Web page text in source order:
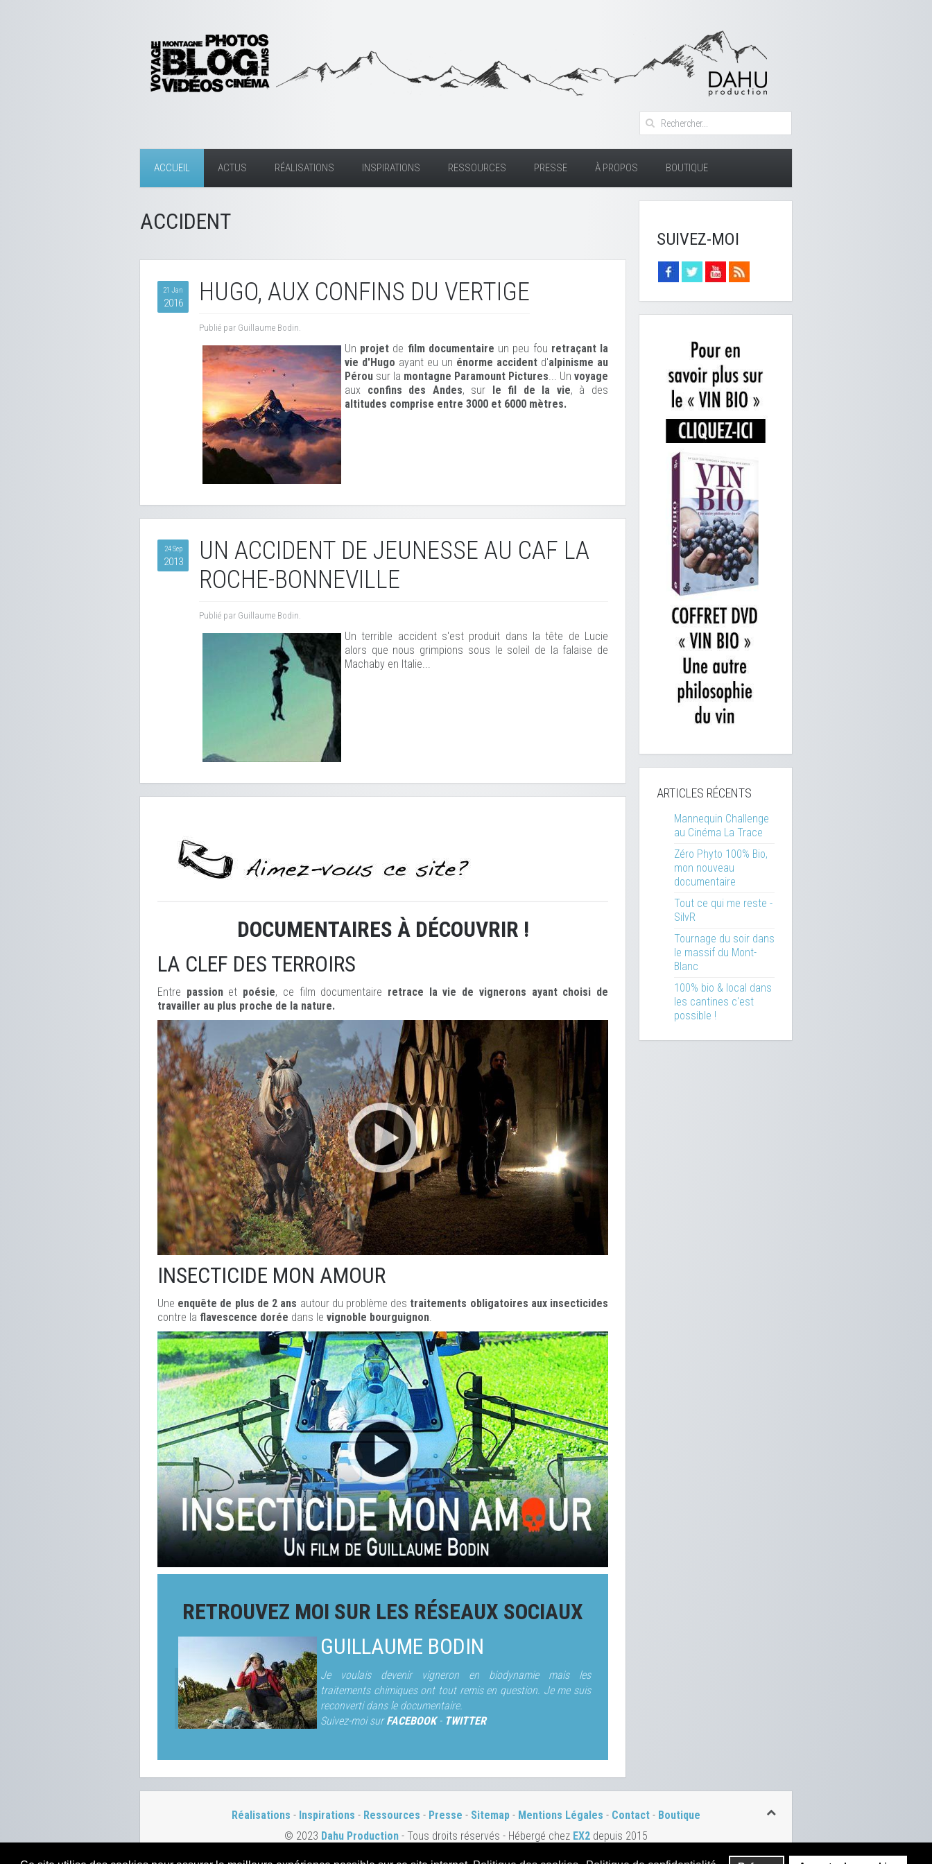
ACCUEIL ACTUS RÉALISATIONS INSPIRATIONS RESSOURCES PRESSE À PROPOS BOUTIQUE
ACCIDENT
21 Jan
2016 HUGO, AUX CONFINS DU VERTIGE
Publié par Guillaume Bodin.
Un projet de film documentaire un peu fou retraçant la
vie d'Hugo ayant eu un énorme accident d'alpinisme au
Pérou sur la montagne Paramount Pictures... Un voyage
aux confins des Andes, sur le fil de la vie, à des
altitudes comprise entre 3000 et 6000 mètres.
24 Sep
2013
UN ACCIDENT DE JEUNESSE AU CAF LA
ROCHE-BONNEVILLE
Publié par Guillaume Bodin.
Un terrible accident s'est produit dans la tête de Lucie
alors que nous grimpions sous le soleil de la falaise de
Machaby en Italie...
DOCUMENTAIRES À DÉCOUVRIR !
LA CLEF DES TERROIRS
Entre passionet poésie, ce film documentaire retrace la vie de vignerons ayant choisi de
travailler au plus proche de la nature.
INSECTICIDE MON AMOUR
Une enquête de plus de 2 ans autour du problème des traitements obligatoires aux insecticides
contre la flavescence dorée dans le vignoble bourguignon.
RETROUVEZ MOI SUR LES RÉSEAUX SOCIAUX
GUILLAUME BODIN
Je voulais devenir vigneron en biodynamie mais les
traitements chimiques ont tout remis en question. Je me suis
reconverti dans le documentaire.
Suivez-moi surFACEBOOK- TWITTER
SUIVEZ-MOI
ARTICLES RÉCENTS
Mannequin Challenge
au Cinéma La Trace
Zéro Phyto 100% Bio,
mon nouveau
documentaire
Tout ce qui me reste -
SilvR
Tournage du soir dans
le massif du Mont-
Blanc
100% bio & local dans
les cantines c'est
possible !
Réalisations - Inspirations - Ressources - Presse - Sitemap - Mentions Légales - Contact - Boutique
© 2023 Dahu Production - Tous droits réservés - Hébergé chez EX2 depuis 2015